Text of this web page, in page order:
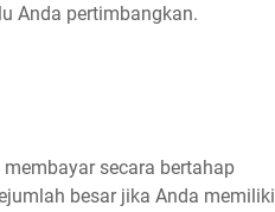
Anda pertimbangkan.
secara bertahap
besar jika Anda memiliki